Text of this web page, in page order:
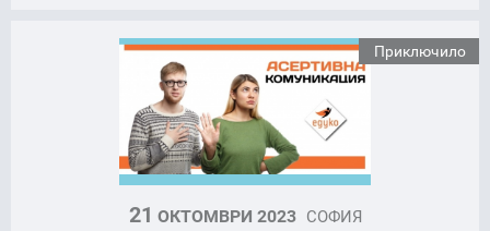
Приключило
21 ОКТОМВРИ 2023 СОФИЯ